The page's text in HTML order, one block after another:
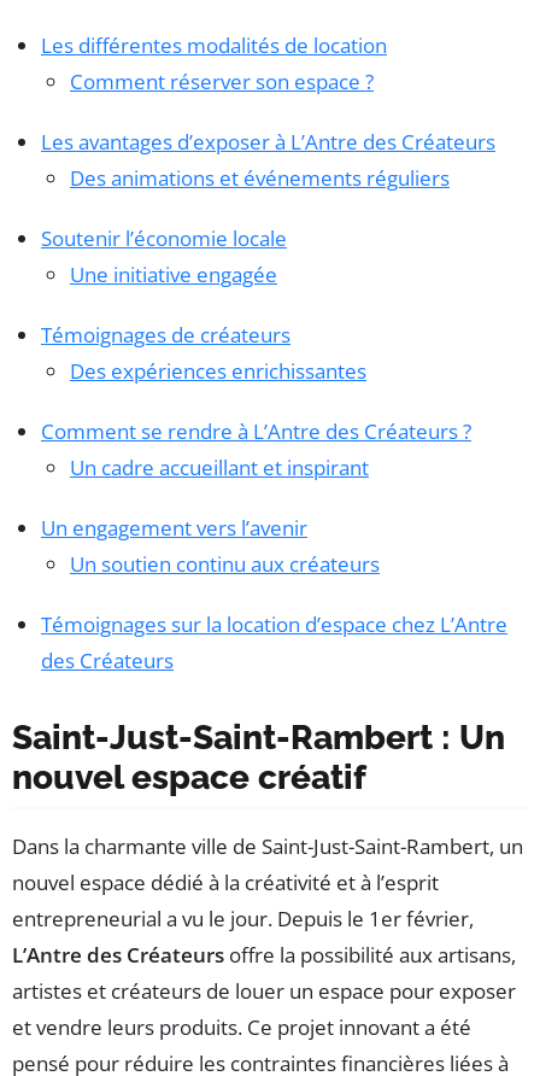
Les différentes modalités de location
Comment réserver son espace ?
Les avantages d’exposer à L’Antre des Créateurs
Des animations et événements réguliers
Soutenir l’économie locale
Une initiative engagée
Témoignages de créateurs
Des expériences enrichissantes
Comment se rendre à L’Antre des Créateurs ?
Un cadre accueillant et inspirant
Un engagement vers l’avenir
Un soutien continu aux créateurs
Témoignages sur la location d’espace chez L’Antre
des Créateurs
Saint-Just-Saint-Rambert : Un
nouvel espace créatif
Dans la charmante ville de Saint-Just-Saint-Rambert, un
nouvel espace dédié à la créativité et à l’esprit
entrepreneurial a vu le jour. Depuis le 1er février,
L’Antre des Créateurs offre la possibilité aux artisans,
artistes et créateurs de louer un espace pour exposer
et vendre leurs produits. Ce projet innovant a été
pensé pour réduire les contraintes financières liées à